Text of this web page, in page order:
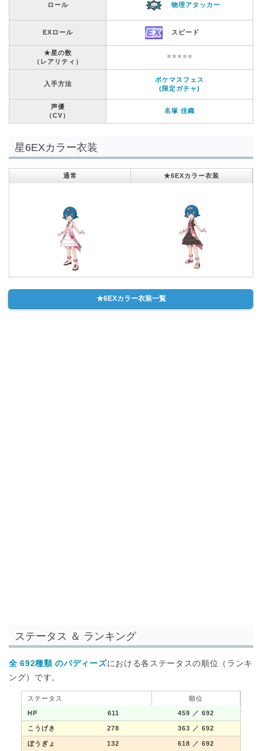
ロール 物理アタッカー
EXロール スピード
★星の数
（レアリティ）
⭐️⭐️⭐️⭐️⭐️
入手方法
ポケマスフェス
(限定ガチャ)
声優
（CV）
名塚 佳織
星6EXカラー衣装
通常 ★6EXカラー衣装
★6EXカラー衣装一覧
ステータス ＆ ランキング
全 692種類 のバディーズにおける各ステータスの順位（ランキ
ング）です。
ステータス 順位
HP 611 459 ／ 692
こうげき 278 363 ／ 692
ぼうぎょ 132 618 ／ 692